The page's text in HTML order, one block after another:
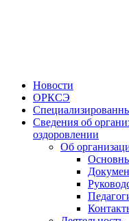
Новости
ОРКСЭ
Сведения об
оздоровлении
Об